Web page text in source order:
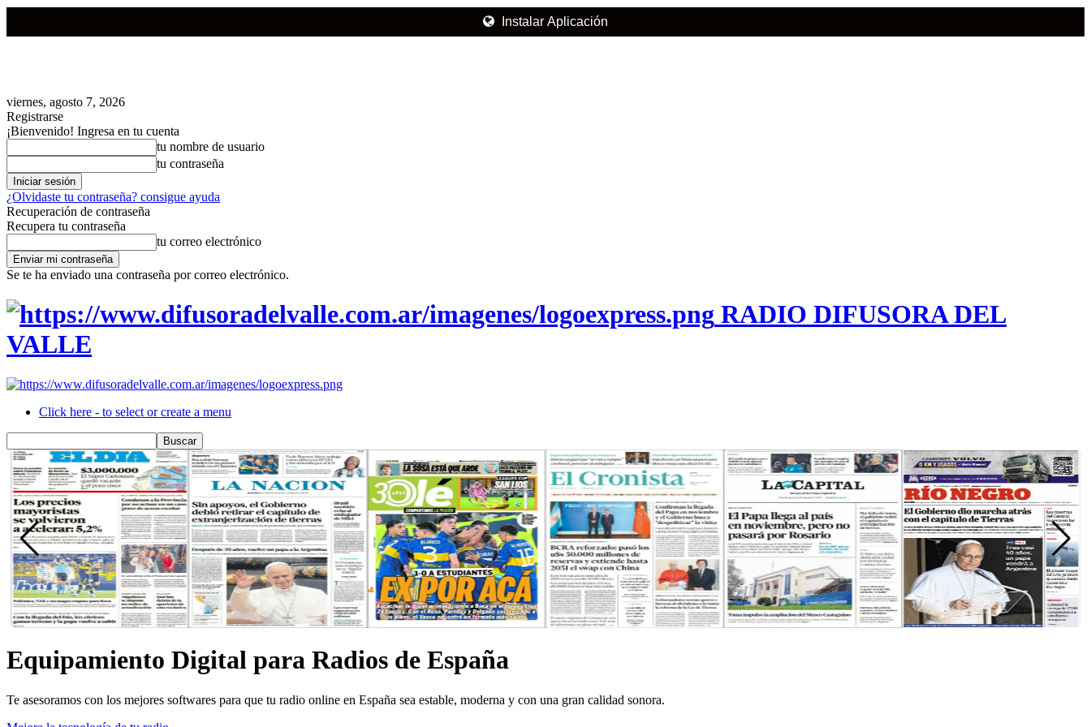
Instalar Aplicación
viernes, agosto 7, 2026
Registrarse
¡Bienvenido! Ingresa en tu cuenta
tu nombre de usuario
tu contraseña
¿Olvidaste tu contraseña? consigue ayuda
Recuperación de contraseña
Recupera tu contraseña
tu correo electrónico
Se te ha enviado una contraseña por correo electrónico.
RADIO DIFUSORA DEL
VALLE
Click here - to select or create a menu
Equipamiento Digital para Radios de España
Te asesoramos con los mejores softwares para que tu radio online en España sea estable, moderna y con una gran calidad sonora.